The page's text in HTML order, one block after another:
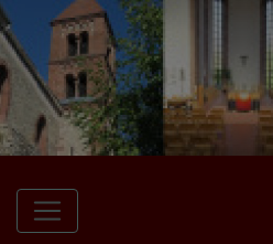
Hauptnavigation